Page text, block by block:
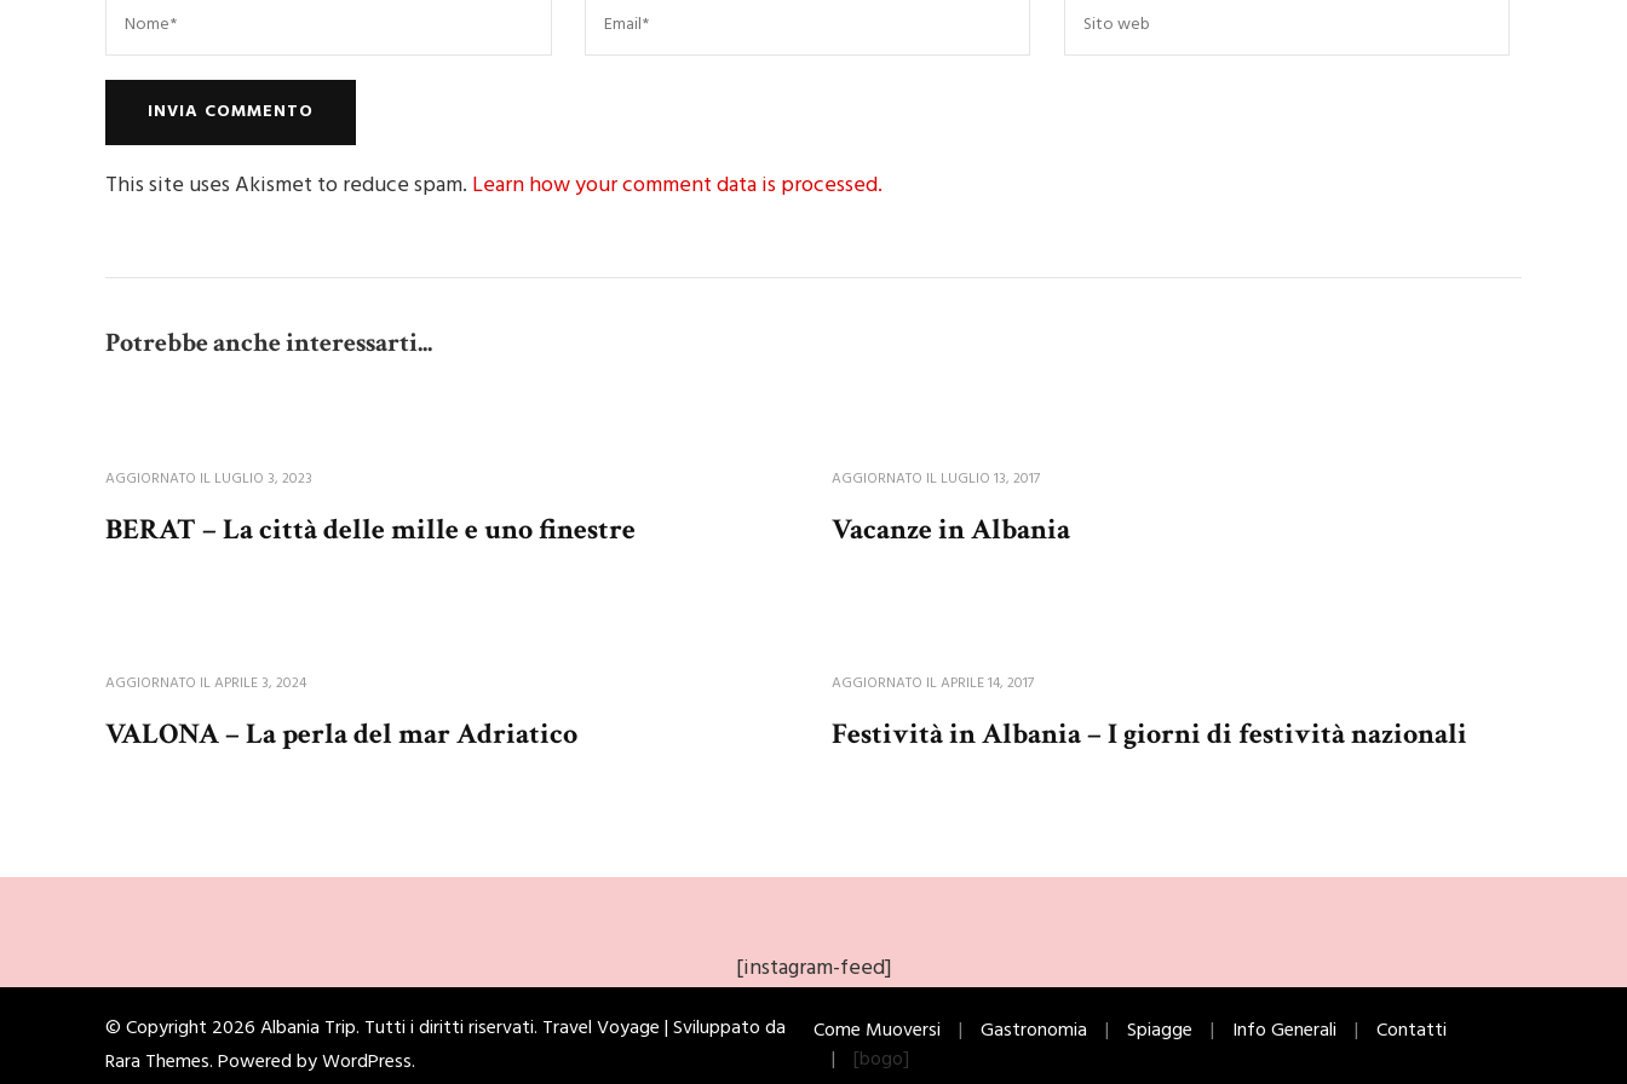
This site uses Akismet to reduce spam. Learn how your comment data is processed.
Potrebbe anche interessarti...
AGGIORNATO IL LUGLIO 3, 2023
BERAT – La città delle mille e uno finestre
AGGIORNATO IL LUGLIO 13, 2017
Vacanze in Albania
AGGIORNATO ILAPRILE 3, 2024
VALONA – La perla del mar Adriatico
AGGIORNATO ILAPRILE 14, 2017
Festività in Albania – I giorni di festività nazionali
[instagram-feed]
© Copyright 2026Albania Trip. Tutti i diritti riservati. Travel Voyage | Sviluppato da
Rara Themes. Powered byWordPress.
Come Muoversi Gastronomia Spiagge Info Generali
Contatti
[bogo]